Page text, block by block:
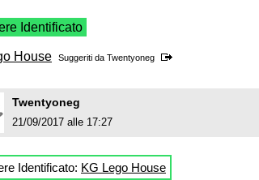
Identificato
House Suggeriti da Twentyoneg
Twentyoneg
21/09/2017 alle 17:27
Identificato: KG Lego House